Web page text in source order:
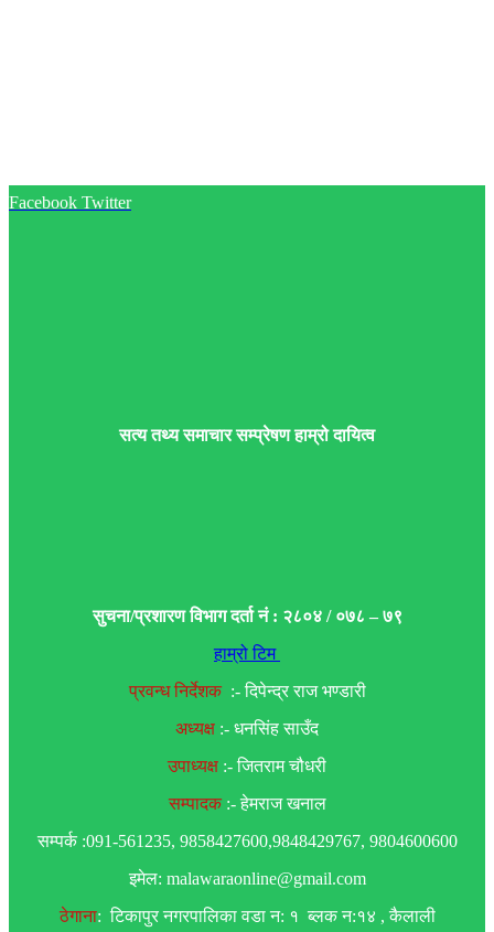
Facebook Twitter
सत्य तथ्य समाचार सम्प्रेषण हाम्रो दायित्व
सुचना/प्रशारण विभाग दर्ता नं : २८०४ / ०७८ – ७९
हाम्रो टिम
प्रवन्ध निर्देशक:- दिपेन्द्र राज भण्डारी
अध्यक्ष :- धनसिंह साउँद
उपाध्यक्ष :- जितराम चौधरी
सम्पादक:- हेमराज खनाल
सम्पर्क :091-561235, 9858427600,9848429767, 9804600600
इमेल: malawaraonline@gmail.com
ठेगाना: टिकापुर नगरपालिका वडा न: १ ब्लक न:१४ , कैलाली